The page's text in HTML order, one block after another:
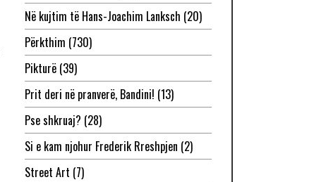
Në kujtim të Hans-Joachim Lanksch (20)
Përkthim (730)
Pikturë(39)
Prit deri në pranverë, Bandini! (13)
Pse shkruaj? (28)
Si e kam njohur Frederik Rreshpjen (2)
Street Art (7)